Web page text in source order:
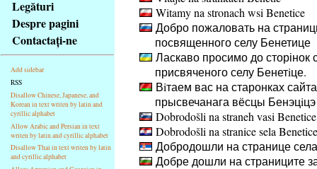
základní
Hlavní
strana
Legături
Despre pagini
Contactaţi-ne
Add sidebar
RSS
Disallow Chinese, Japanese, and
Korean in text writen by latin and
cyrillic alphabet
Allow Arabic and Persian in text
writen by latin and cyrillic alphabet
Disallow Thai in text writen by latin
and cyrillic alphabet
Witamy na stronach wsi Benetice
Добро пожаловать на
посвященного селу Бенетице
Ласкаво просимо до сторінок
присвяченого селу Бенетiце.
Вiтаем вас на старонках
прысвечанага вёсцы Бенэцiцэ
Dobrodošli na straneh vasi Benetice
Dobrodošli na stranice sela Benetice
Добродошли на странице
Добре дошли на страниците